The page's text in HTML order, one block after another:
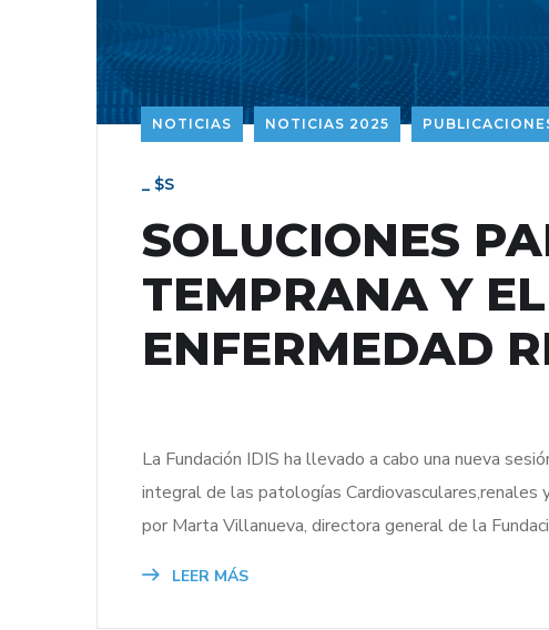
NOTICIAS NOTICIAS 2025
_ $s
SOLUCIONES
TEMPRANA Y
ENFERMEDAD
La Fundación IDIS ha llevado a cabo una nueva
integral de las patologías Cardiovasculares,renales
por Marta Villanueva, directora general de la
LEER MÁS